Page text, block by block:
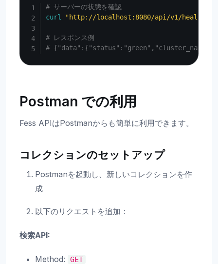
# サーバーの状態を確認
curl
"http://localhost:8080/api/v1/health"
# レスポンス例
#
Postman での利用
Fess APIはPostmanからも簡単に利用できます。
コレクションのセットアップ
Postmanを起動し、新しいコレクションを作
成
以下のリクエストを追加：
検索API:
Method: GET